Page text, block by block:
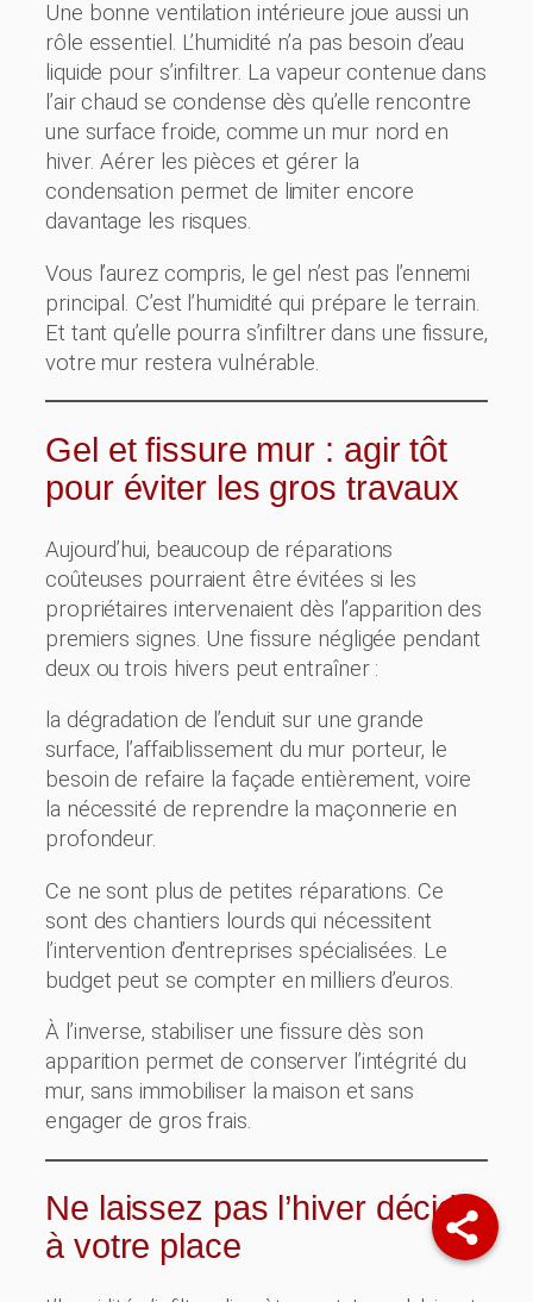
Une bonne ventilation intérieure joue aussi un
rôle essentiel. L’humidité n’a pas besoin d’eau
liquide pour s’infiltrer. La vapeur contenue dans
l’air chaud se condense dès qu’elle rencontre
une surface froide, comme un mur nord en
hiver. Aérer les pièces et gérer la
condensation permet de limiter encore
davantage les risques.
Vous l’aurez compris, le gel n’est pas l’ennemi
principal. C’est l’humidité qui prépare le terrain.
Et tant qu’elle pourra s’infiltrer dans une fissure,
votre mur restera vulnérable.
Gel et fissure mur : agir tôt
pour éviter les gros travaux
Aujourd’hui, beaucoup de réparations
coûteuses pourraient être évitées si les
propriétaires intervenaient dès l’apparition des
premiers signes. Une fissure négligée pendant
deux ou trois hivers peut entraîner :
la dégradation de l’enduit sur une grande
surface, l’affaiblissement du mur porteur, le
besoin de refaire la façade entièrement, voire
la nécessité de reprendre la maçonnerie en
profondeur.
Ce ne sont plus de petites réparations. Ce
sont des chantiers lourds qui nécessitent
l’intervention d’entreprises spécialisées. Le
budget peut se compter en milliers d’euros.
À l’inverse, stabiliser une fissure dès son
apparition permet de conserver l’intégrité du
mur, sans immobiliser la maison et sans
engager de gros frais.
Ne laissez pas l’hiver décider
à votre place